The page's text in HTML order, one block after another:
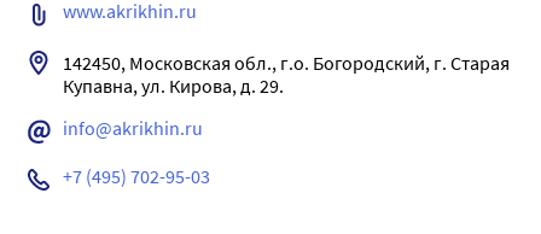
национальные системы сообщения о нежелательных
реакциях.
Необходимо медицинское наблюдение по крайней мере
www.akrikhin.ru
142450, Московская обл., г.о. Богородский, г. Старая
Купавна, ул. Кирова, д. 29.
info@akrikhin.ru
+7 (495) 702-95-03